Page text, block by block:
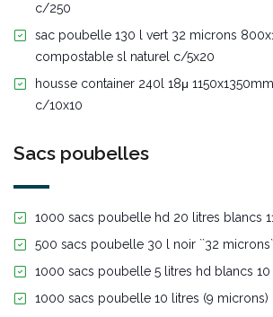
c/250
sac poubelle 130 l vert 32 microns
compostable sl naturel c/5x20
housse container 240l 18μ
c/10x10
Sacs poubelles
1000 sacs poubelle hd 20 litres blancs
500 sacs poubelle 30 l noir ``32
1000 sacs poubelle 5 litres hd blancs
1000 sacs poubelle 10 litres (9 microns)